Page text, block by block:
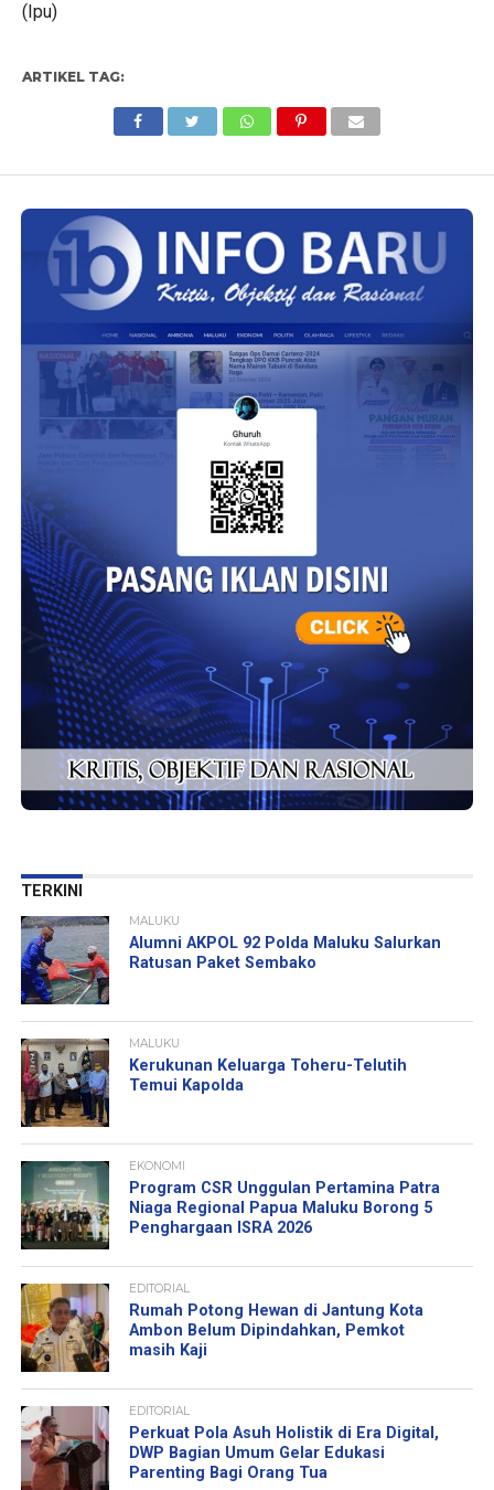
(Ipu)
ARTIKEL TAG:
TERKINI
MALUKU
Alumni AKPOL 92 Polda Maluku Salurkan
Ratusan Paket Sembako
MALUKU
Kerukunan Keluarga Toheru-Telutih
Temui Kapolda
EKONOMI
Program CSR Unggulan Pertamina Patra
Niaga Regional Papua Maluku Borong 5
Penghargaan ISRA 2026
EDITORIAL
Rumah Potong Hewan di Jantung Kota
Ambon Belum Dipindahkan, Pemkot
masih Kaji
EDITORIAL
Perkuat Pola Asuh Holistik di Era Digital,
DWP Bagian Umum Gelar Edukasi
Parenting Bagi Orang Tua